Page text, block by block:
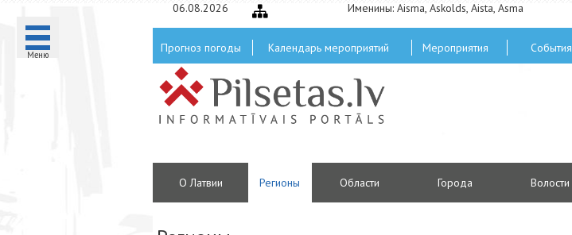
Mеню
06.08.2026 Именины: Aisma, Askolds, Aista, Asma
Прогноз погоды Календарь мероприятий Мероприятия Cобытия
О Латвии Регионы Oбласти Городa Волости